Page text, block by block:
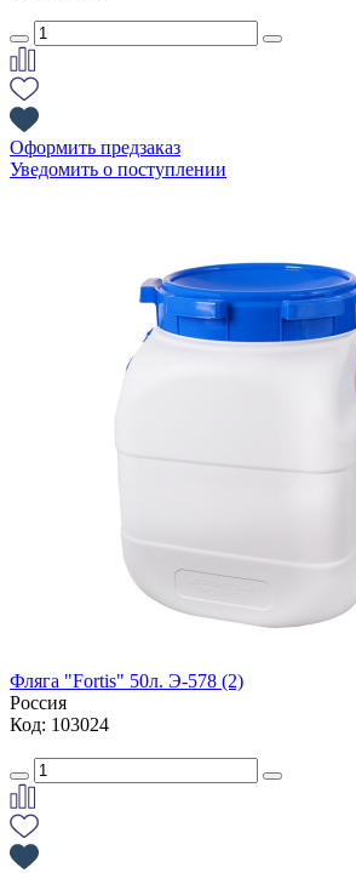
Оформить предзаказ
Уведомить о поступлении
Фляга "Fortis" 50л. Э-578 (2)
Россия
Код: 103024